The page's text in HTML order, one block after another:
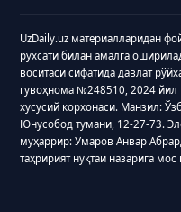
UzDaily.uz материалларидан
рухсати билан амалга
воситаси сифатида давлат
гувоҳнома №248510, 2024 йил
хусусий корхонаси. Манзил:
Юнусобод тумани, 12-27-73.
муҳаррир: Умаров Анвар
таҳририят нуқтаи назарига